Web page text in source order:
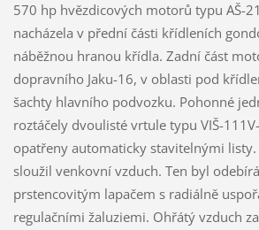
570 hp hvězdicových motorů typu AŠ-
nacházela v přední části křídleních
náběžnou hranou křídla. Zadní část
dopravního Jaku-16, v oblasti pod
šachty hlavního podvozku. Pohonné
roztáčely dvoulisté vrtule typu VIŠ-
opatřeny automaticky stavitelnými listy.
sloužil venkovní vzduch. Ten byl
prstencovitým lapačem s radiálně
regulačními žaluziemi. Ohřátý vzduch